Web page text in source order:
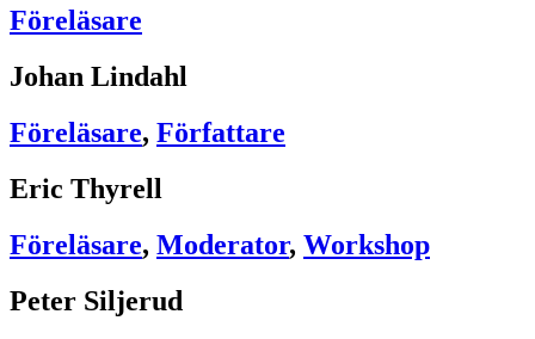
Föreläsare
Johan Lindahl
Föreläsare, Författare
Eric Thyrell
Föreläsare, Moderator, Workshop
Peter Siljerud